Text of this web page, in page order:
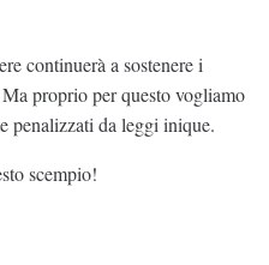
continuerà a sostenere i
proprio per questo vogliamo
penalizzati da leggi inique.
scempio!